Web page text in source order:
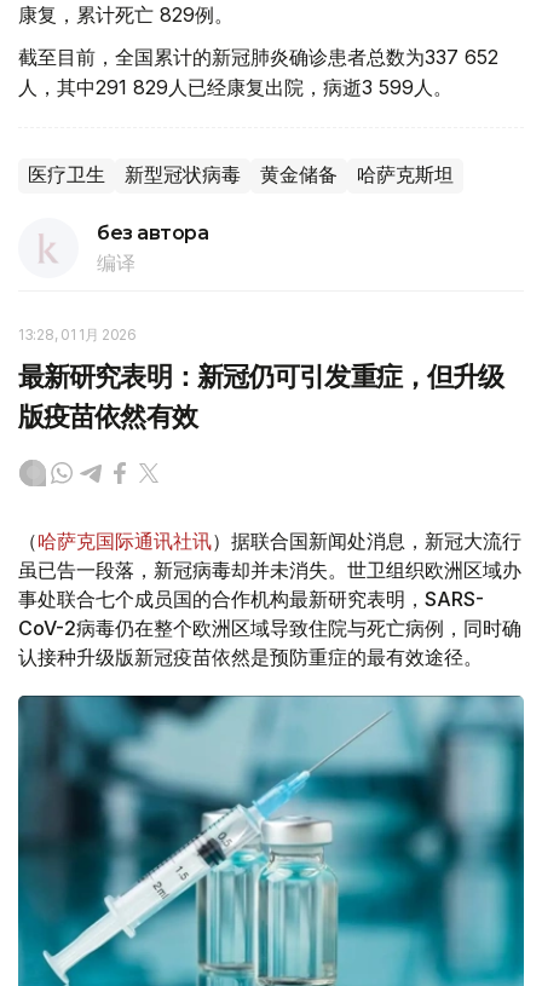
康复，累计死亡 829例。
截至目前，全国累计的新冠肺炎确诊患者总数为337 652
人，其中291 829人已经康复出院，病逝3 599人。
医疗卫生 新型冠状病毒 黄金储备 哈萨克斯坦
без автора
编译
13:28, 01 1月 2026
最新研究表明：新冠仍可引发重症，但升级
版疫苗依然有效
（哈萨克国际通讯社讯）据联合国新闻处消息，新冠大流行
虽已告一段落，新冠病毒却并未消失。世卫组织欧洲区域办
事处联合七个成员国的合作机构最新研究表明，SARS-
CoV-2病毒仍在整个欧洲区域导致住院与死亡病例，同时确
认接种升级版新冠疫苗依然是预防重症的最有效途径。